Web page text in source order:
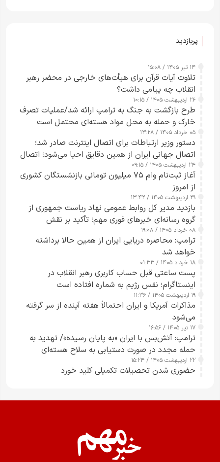
پربازدید
۱۴ تیر ۱۴۰۵ / ۱۵:۰۸
تلاوت آیات قرآن برای هیأت‌های خارجی در محضر رهبر
انقلاب چه پیامی داشت؟
۲۶ اردیبهشت ۱۴۰۵ / ۱۰:۱۵
طرح‌ بازگشت به جنگ به ترامپ ارائه شد/عملیات تصرف
خارک و حمله به محل مواد هسته‌ای محتمل است
۰۵ خرداد ۱۴۰۵ / ۱۳:۲۸
دستور وزیر ارتباطات برای اتصال اینترنت صادر شد؛
اتصال جهانی ایران از همین دقایق احیا می‌شود؛ اتصال
کامل مردم تا ۲۴ ساعت آینده
۲۴ اردیبهشت ۱۴۰۵ / ۰۹:۱۵
آغاز ثبت‌نام وام ۷۵ میلیون تومانی بازنشستگان کشوری
از امروز
۲۹ اردیبهشت ۱۴۰۵ / ۱۳:۴۲
بازدید مدیر کل روابط عمومی نهاد ریاست جمهوری از
گروه رسانه‌ای خبرهای فوری مهم؛ تأکید بر نقش
رسانه‌های هوشمند و مسئول در ارتقای آگاهی عمومی
۰۸ خرداد ۱۴۰۵ / ۱۹:۰۸
ترامپ: محاصره دریایی ایران از همین حالا برداشته
خواهد شد
۱۸ خرداد ۱۴۰۵ / ۰۱:۳۳
پست ساعتی قبل حساب کاربری رهبر انقلاب در
اینستاگرام؛ نفس رژیم به شماره افتاده است​
۱۹ اردیبهشت ۱۴۰۵ / ۱۱:۳۶
مذاکرات آمریکا و ایران احتمالاً هفته آینده از سر گرفته
می‌شود
۱۷ تیر ۱۴۰۵ / ۱۶:۵۶
ترامپ: آتش‌بس با ایران «به پایان رسیده»/ تهدید به
حمله مجدد در صورت دستیابی به سلاح هسته‌ای
۲۲ اردیبهشت ۱۴۰۵ / ۱۵:۲۴
حضوری شدن تحصیلات تکمیلی کلید خورد